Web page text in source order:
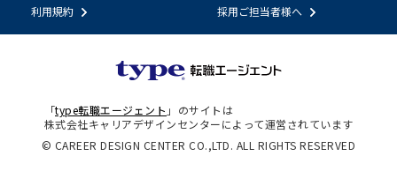
利用規約 採用ご担当者様へ
「type転職エージェント 」のサイトは
株式会社キャリアデザインセンターによって運営されています
© CAREER DESIGN CENTER CO.,LTD. ALL RIGHTS RESERVED